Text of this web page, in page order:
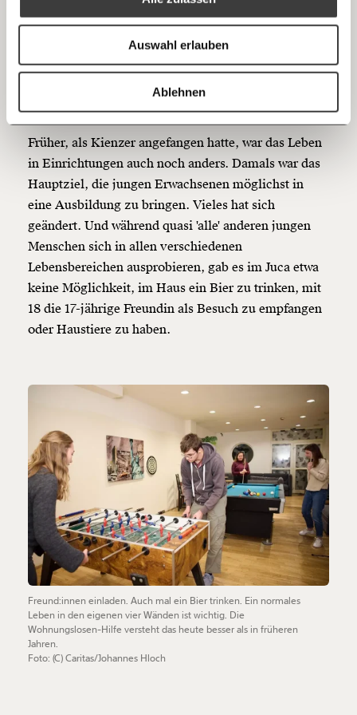
Auswahl erlauben
Ablehnen
Anmelden
Ich spende einmalig
20€ 40€
150€ €
Ich möchte meine Spende verschenken.
Du erhältst eine E-Mail mit deiner
Geschenkurkunde im PDF-Format, welche Du
ausdrucken oder weiterleiten und verschenken
kannst.
Bluesky
https://www.moment.at/story/jung-wohnungslose-wien/
"Es ist ein Realismus in der
Wohnungslosenhilfe
eingezogen."
Früher, als Kienzer angefangen hatte, war das Leben
in Einrichtungen auch noch anders. Damals war das
Hauptziel, die jungen Erwachsenen möglichst in
eine Ausbildung zu bringen. Vieles hat sich
geändert. Und während quasi 'alle' anderen jungen
Menschen sich in allen verschiedenen
Lebensbereichen ausprobieren, gab es im Juca etwa
keine Möglichkeit, im Haus ein Bier zu trinken, mit
18 die 17-jährige Freundin als Besuch zu empfangen
oder Haustiere zu haben.
Freund:innen einladen. Auch mal ein Bier trinken. Ein normales
Leben in den eigenen vier Wänden ist wichtig. Die
Wohnungslosen-Hilfe versteht das heute besser als in früheren
Jahren.
Foto: (C) Caritas/Johannes Hloch